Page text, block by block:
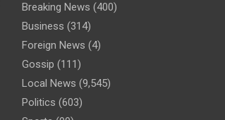
Breaking News (400)
Business (314)
Foreign News (4)
Gossip (111)
Local News (9,545)
Politics (603)